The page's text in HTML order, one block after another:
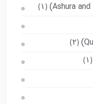
(۱)
(۲)
(۱)